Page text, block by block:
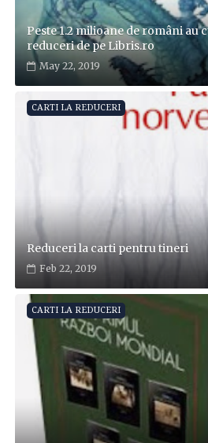
Peste 1.2 milioane de români au
reduceri de pe Libris.ro
May 22, 2019
CARTI LA REDUCERI
Reduceri la carti pentru tineri
Feb 22, 2019
CARTI LA REDUCERI